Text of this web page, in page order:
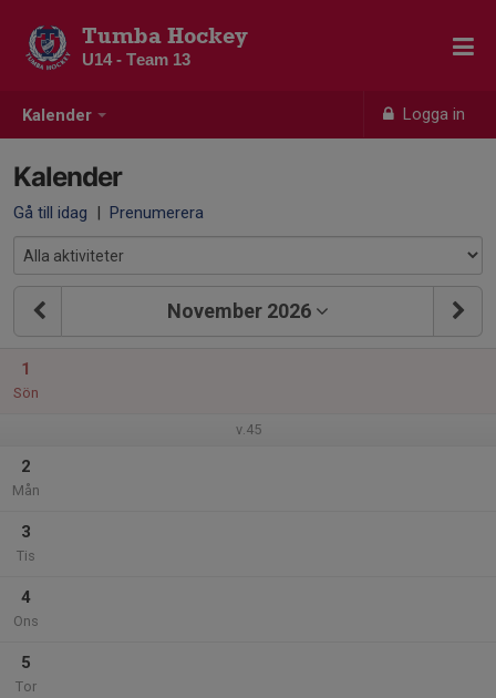
Kalender Logga in
Tumba Hockey
U14 - Team 13
Kalender
Gå till idag | Prenumerera
November 2026
1
Sön
v.45
2
Mån
3
Tis
4
Ons
5
Tor